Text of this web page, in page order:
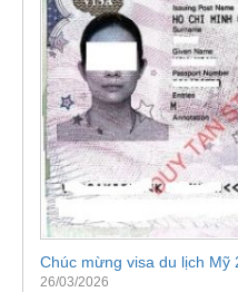
Chúc mừng visa du lịch Mỹ
26/03/2026